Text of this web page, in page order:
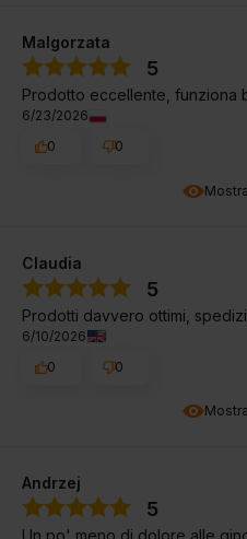
Malgorzata
5
Prodotto eccellente, funziona
6/23/2026
0
0
Claudia
5
Prodotti davvero ottimi,
6/10/2026
0
0
Andrzej
5